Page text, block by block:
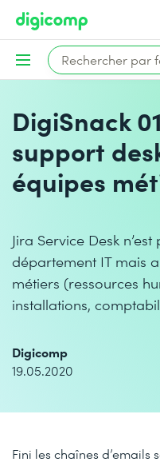
DigiSnack
support
équipes
Jira Service Desk
département IT mais
métiers (ressources
installations,
Digicomp
19.05.2020
Fini les chaînes d’emails